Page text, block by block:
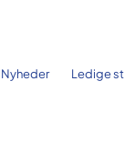
Nyheder Ledige